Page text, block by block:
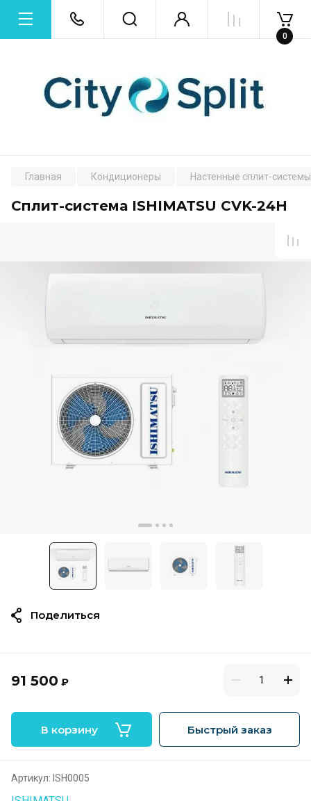
0
Главная Кондиционеры Настенные сплит-системы
Сплит-система ISHIMATSU CVK-24H
91 500 ₽
В корзину Быстрый заказ
Артикул: ISH0005
Поделиться